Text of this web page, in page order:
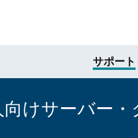
サポート
けサーバー・